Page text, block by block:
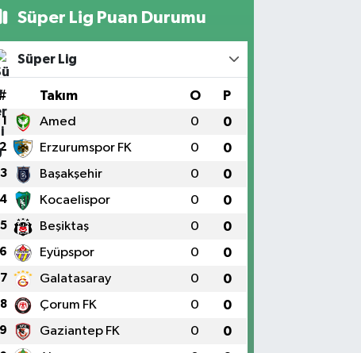
Süper Lig Puan Durumu
Süper Lig
Takım O P
1 Amed 0 0
Erzurumspor FK 0 0
3 Başakşehir 0 0
4 Kocaelispor 0 0
5 Beşiktaş 0 0
6 Eyüpspor 0 0
7 Galatasaray 0 0
8 Çorum FK 0 0
9 Gaziantep FK 0 0